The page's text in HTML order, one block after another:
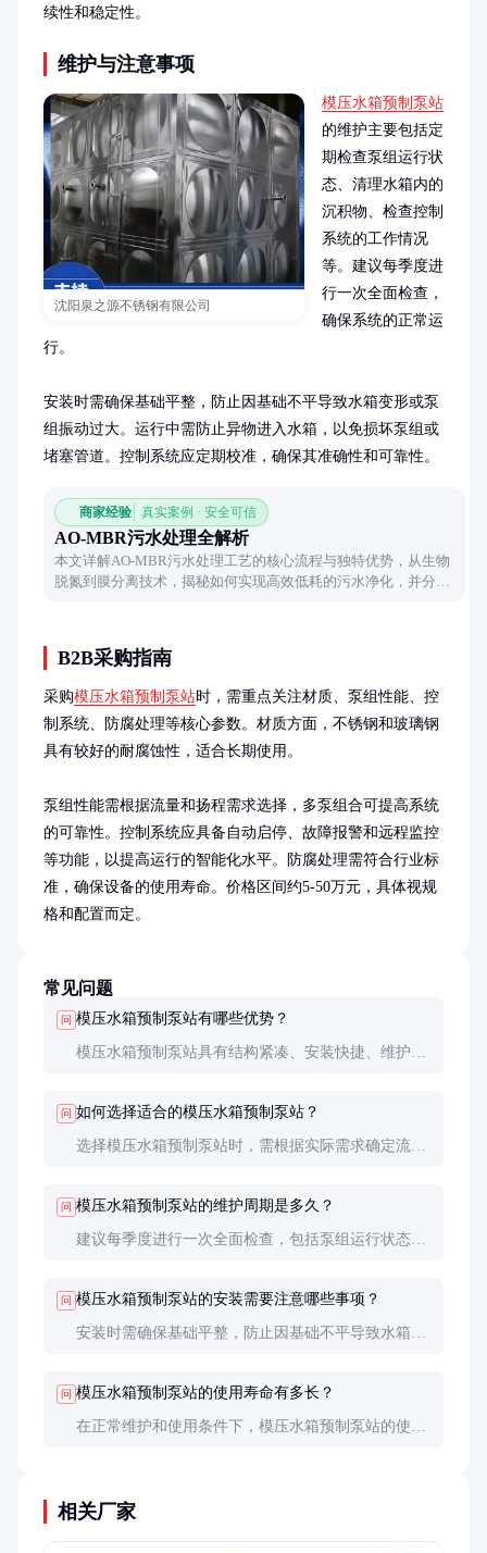
续性和稳定性。
维护与注意事项
沈阳泉之源不锈钢有限公司
模压水箱预制泵站
的维护主要包括定
期检查泵组运行状
态、清理水箱内的
沉积物、检查控制
系统的工作情况
等。建议每季度进
行一次全面检查，
确保系统的正常运
行。
安装时需确保基础平整，防止因基础不平导致水箱变形或泵
组振动过大。运行中需防止异物进入水箱，以免损坏泵组或
堵塞管道。控制系统应定期校准，确保其准确性和可靠性。
商家经验 真实案例 · 安全可信
AO-MBR污水处理全解析
本文详解AO-MBR污水处理工艺的核心流程与独特优势，从生物
脱氮到膜分离技术，揭秘如何实现高效低耗的污水净化，并分析
B2B采购指南
采购模压水箱预制泵站时，需重点关注材质、泵组性能、控
制系统、防腐处理等核心参数。材质方面，不锈钢和玻璃钢
具有较好的耐腐蚀性，适合长期使用。
泵组性能需根据流量和扬程需求选择，多泵组合可提高系统
的可靠性。控制系统应具备自动启停、故障报警和远程监控
等功能，以提高运行的智能化水平。防腐处理需符合行业标
准，确保设备的使用寿命。价格区间约5-50万元，具体视规
格和配置而定。
常见问题
问 模压水箱预制泵站有哪些优势？
模压水箱预制泵站具有结构紧凑、安装快捷、维护方
周期大大缩短，通常只需1-2天即可完成安装调试。
问 如何选择适合的模压水箱预制泵站？
选择模压水箱预制泵站时，需根据实际需求确定流量
统应具备自动启停、故障报警和远程监控等功能，以
提高运行的智能化水平。
问 模压水箱预制泵站的维护周期是多久？
建议每季度进行一次全面检查，包括泵组运行状态、
问 模压水箱预制泵站的安装需要注意哪些事项？
安装时需确保基础平整，防止因基础不平导致水箱变
作。
问 模压水箱预制泵站的使用寿命有多长？
在正常维护和使用条件下，模压水箱预制泵站的使用
相关厂家